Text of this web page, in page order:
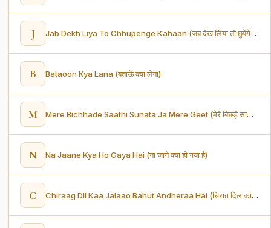
J Jab Dekh Liya To Chhupenge Kahaan (जब देख लिया तो छुपेंगे कहाँ)
B Bataoon Kya Lana (बताऊँ क्या लेना)
M Mere Bichhade Saathi Sunata Ja Mere Geet (मेरे बिछड़े साथी सुनता जा मेरे गीत)
N Na Jaane Kya Ho Gaya Hai (ना जाने क्या हो गया है)
C Chiraag Dil Kaa Jalaao Bahut Andheraa Hai (चिराग़ दिल का जलाओ बहुत अँधेरा है)